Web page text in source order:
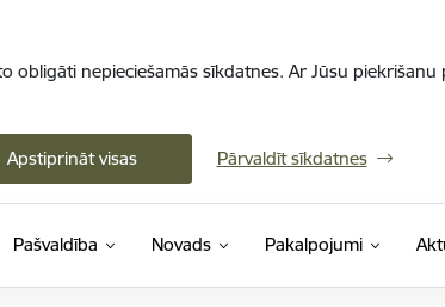
obligāti nepieciešamās sīkdatnes. Ar Jūsu
Apstiprināt visas Pārvaldīt sīkdatnes
Pašvaldība Novads Pakalpojumi